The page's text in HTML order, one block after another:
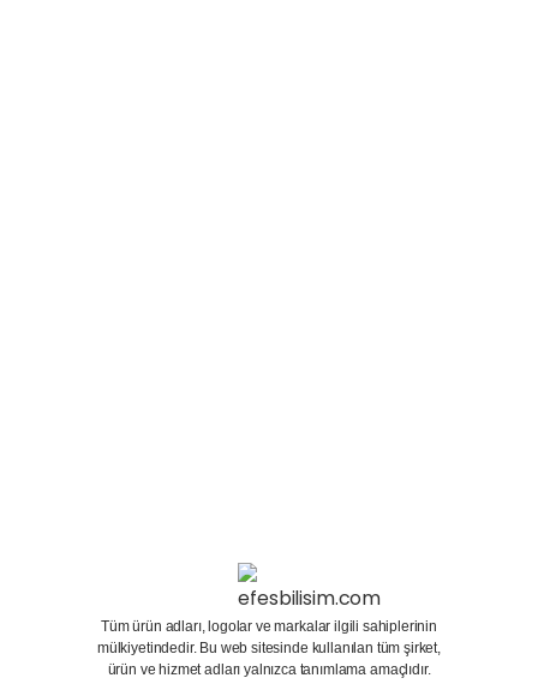
Tüm ürün adları, logolar ve markalar ilgili sahiplerinin
mülkiyetindedir. Bu web sitesinde kullanılan tüm şirket,
ürün ve hizmet adları yalnızca tanımlama amaçlıdır.